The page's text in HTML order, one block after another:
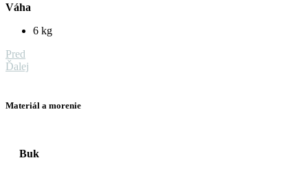
Váha
6 kg
Pred
Ďalej
Materiál a morenie
Buk